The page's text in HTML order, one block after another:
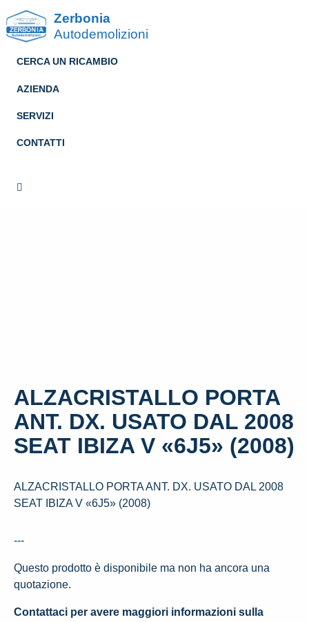
Zerbonia
Autodemolizioni
CERCA UN RICAMBIO
AZIENDA
SERVIZI
CONTATTI
ALZACRISTALLO PORTA
ANT. DX. USATO DAL 2008
SEAT IBIZA V «6J5» (2008)
ALZACRISTALLO PORTA ANT. DX. USATO DAL 2008
SEAT IBIZA V «6J5» (2008)
---
Questo prodotto è disponibile ma non ha ancora una
quotazione.
Contattaci per avere maggiori informazioni sulla